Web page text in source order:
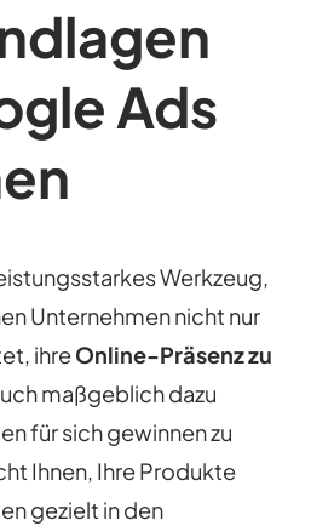
Ads
Werkzeug,
Unternehmen nicht nur
ihreOnline-Präsenz zu
maßgeblich dazu
für sich gewinnen zu
Ihnen, Ihre Produkte
gezielt in den